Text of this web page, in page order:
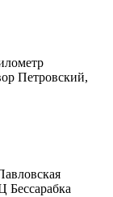
Петровский,
Бессарабка